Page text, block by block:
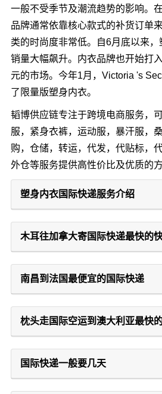
一般不受季节及潮流趋势的影响。
品牌通常依靠核心款式的补货订单
类的时尚度非常低。自6月底以来
销量大幅飙升。内衣品牌也开始打
元的市场。今年1月，Victoria 's
了限量版塑身内衣。
韬博供应链专注于跨境电商服务，
服，紧身衣裤，运动服，暴汗服，
购，仓储，转运，代发，代贴标，
外仓等服务提供高性价比及优质的方
塑身内衣国际快递服务介绍
木耳往加拿大寄国际快递最快的
南昌到法国最便宜的国际快递
枕头走国际空运到澳大利亚最快
国际快递一般要几天